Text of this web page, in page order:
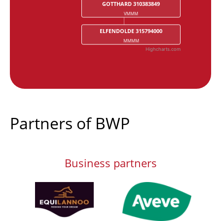
GOTTHARD 310383849
VMMM
ELFENDOLDE 315794000
MMMM
Highcharts.com
Partners of BWP
Business partners
Afbeelding Afbeelding